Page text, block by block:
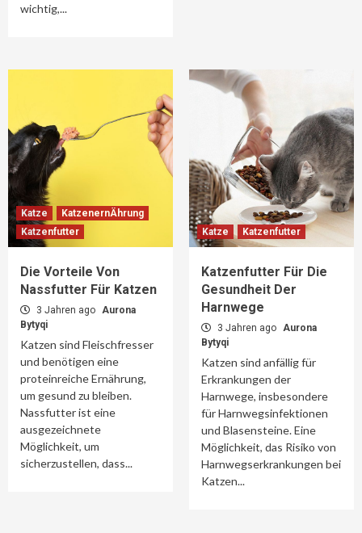
wichtig,...
Katze
KatzenernÄhrung
Katzenfutter
Die Vorteile Von
Nassfutter Für Katzen
3 Jahren ago Aurona
Bytyqi
Katzen sind Fleischfresser
und benötigen eine
proteinreiche Ernährung,
um gesund zu bleiben.
Nassfutter ist eine
ausgezeichnete
Möglichkeit, um
sicherzustellen, dass...
Katze Katzenfutter
Katzenfutter Für Die
Gesundheit Der
Harnwege
3 Jahren ago Aurona
Bytyqi
Katzen sind anfällig für
Erkrankungen der
Harnwege, insbesondere
für Harnwegsinfektionen
und Blasensteine. Eine
Möglichkeit, das Risiko von
Harnwegserkrankungen bei
Katzen...